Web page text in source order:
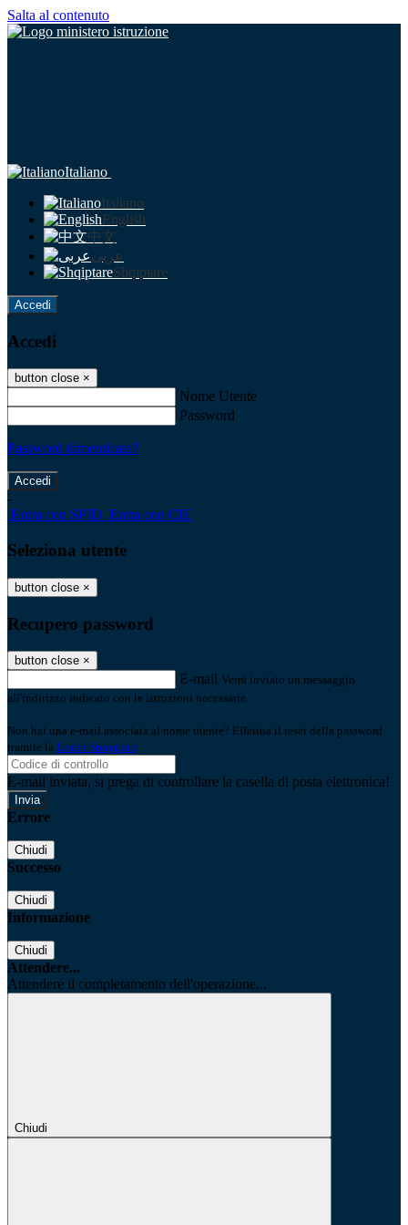
Salta al contenuto
Italiano
Italiano
English
中文
عربى
Shqiptare
Accedi
Accedi
button close ×
Nome Utente
Password
Password dimenticata?
-
Entra con SPID Entra con CIE
Seleziona utente
button close ×
Recupero password
button close ×
E-mail Verrà inviato un messaggio
all'indirizzo indicato con le istruzioni necessarie.
Non hai una e-mail associata al nome utente? Effettua il reset della password
tramite la Login Spaggiari
E-mail inviata, si prega di controllare la casella di posta elettronica!
Errore
Chiudi
Successo
Chiudi
Informazione
Chiudi
Attendere...
Attendere il completamento dell'operazione...
Chiudi